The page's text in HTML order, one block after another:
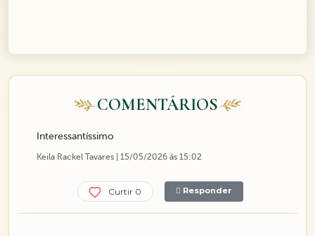
COMENTÁRIOS
Interessantíssimo
Keila Rackel Tavares | 15/05/2026 ás 15:02
Curtir 0 Responder